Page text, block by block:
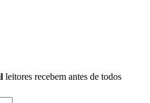
leitores recebem antes de todos